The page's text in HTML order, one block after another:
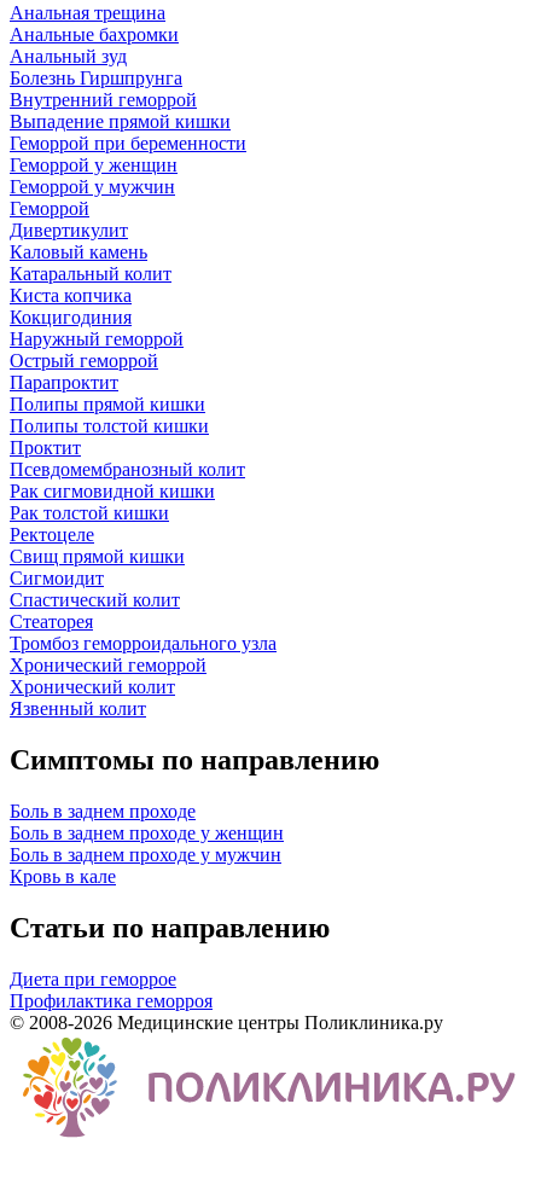
Анальная трещина
Анальные бахромки
Анальный зуд
Болезнь Гиршпрунга
Внутренний геморрой
Выпадение прямой кишки
Геморрой при беременности
Геморрой у женщин
Геморрой у мужчин
Геморрой
Дивертикулит
Каловый камень
Катаральный колит
Киста копчика
Кокцигодиния
Наружный геморрой
Острый геморрой
Парапроктит
Полипы прямой кишки
Полипы толстой кишки
Проктит
Псевдомембранозный колит
Рак сигмовидной кишки
Рак толстой кишки
Ректоцеле
Свищ прямой кишки
Сигмоидит
Спастический колит
Стеаторея
Тромбоз геморроидального узла
Хронический геморрой
Хронический колит
Язвенный колит
Симптомы по направлению
Боль в заднем проходе
Боль в заднем проходе у женщин
Боль в заднем проходе у мужчин
Кровь в кале
Статьи по направлению
Диета при геморрое
Профилактика геморроя
© 2008-2026 Медицинские центры Поликлиника.ру